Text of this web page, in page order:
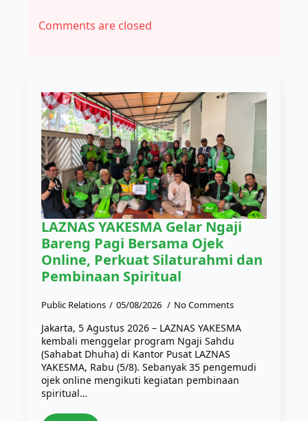
Comments are closed
LAZNAS YAKESMA Gelar Ngaji
Bareng Pagi Bersama Ojek
Online, Perkuat Silaturahmi dan
Pembinaan Spiritual
Public Relations 05/08/2026 No Comments
Jakarta, 5 Agustus 2026 – LAZNAS YAKESMA
kembali menggelar program Ngaji Sahdu
(Sahabat Dhuha) di Kantor Pusat LAZNAS
YAKESMA, Rabu (5/8). Sebanyak 35 pengemudi
ojek online mengikuti kegiatan pembinaan
spiritual…